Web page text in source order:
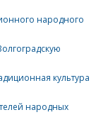
народного
культура
народных